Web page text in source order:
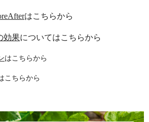
はこちらから
効果についてはこちらから
はこちらから
こちらから